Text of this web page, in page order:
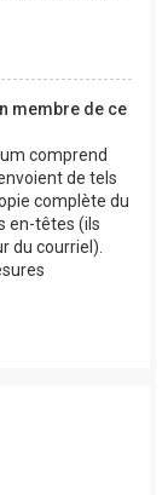
membre de ce
comprend
de tels
complète du
en-têtes (ils
du courriel).